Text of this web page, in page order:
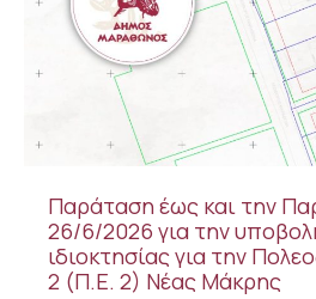
Παράταση έως και την
26/6/2026 για την
ιδιοκτησίας για την
2 (Π.Ε. 2) Νέας Μάκρης